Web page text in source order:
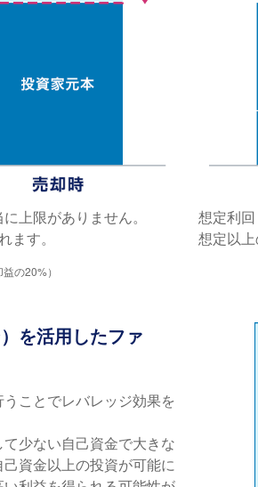
上限がありません。
す。
の20%）
想定利
想定以
を活用したファ
ことでレバレッジ効果を
少ない自己資金で大きな
資金以上の投資が可能に